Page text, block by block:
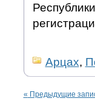
Арцах,
« Предыдущие